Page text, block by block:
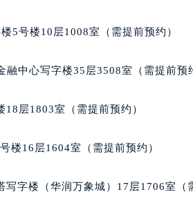
达中心东1幢20楼2002室（需提前预
16号兰州中心写字楼21层2102室（需
街万宝龙售后服务中心（需提前预约）
宝龙售后服务中心（需提前预约）
万宝龙售后服务中心（需提前预约）
5号楼10层1008室（需提前预约）
中心写字楼35层3508室（需提前预
层1803室（需提前预约）
楼16层1604室（需提前预约）
字楼（华润万象城）17层1706室（